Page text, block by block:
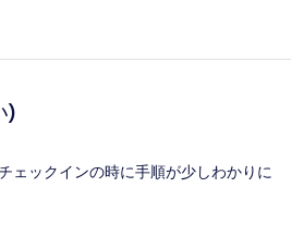
)
ェックインの時に手順が少しわかりに